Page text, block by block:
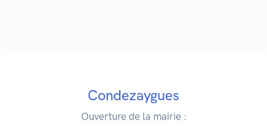
Condezaygues
Ouverture de la mairie :